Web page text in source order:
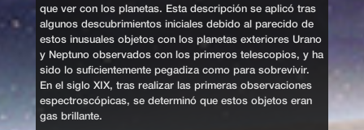
que ver con los planetas. Esta descripción se aplicó tras
algunos descubrimientos iniciales debido al parecido de
estos inusuales objetos con los planetas exteriores Urano
y Neptuno observados con los primeros telescopios, y ha
sido lo suficientemente pegadiza como para sobrevivir.
En el siglo XIX, tras realizar las primeras observaciones
espectroscópicas, se determinó que estos objetos eran
gas brillante.